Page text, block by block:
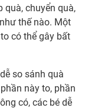
quà, chuyển quà,
thế nào. Một
có thể gây bất
so sánh quà
này to, phần
có, các bé dễ